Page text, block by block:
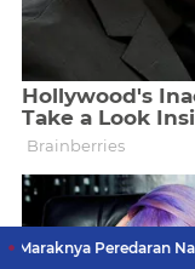
Narkoboy di